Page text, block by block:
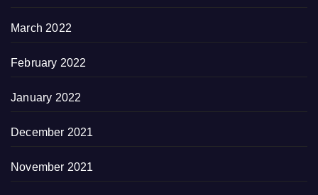
March 2022
February 2022
January 2022
December 2021
November 2021